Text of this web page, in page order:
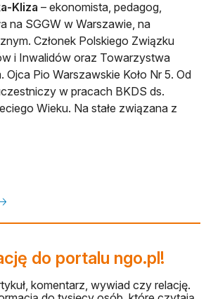
Kliza – ekonomista, pedagog,
na SGGW w Warszawie, na
Członek Polskiego Związku
i Inwalidów oraz Towarzystwa
Pio Warszawskie Koło Nr 5. Od
w pracach BKDS ds.
Wieku. Na stałe związana z
do portalu ngo.pl!
komentarz, wywiad czy relację.